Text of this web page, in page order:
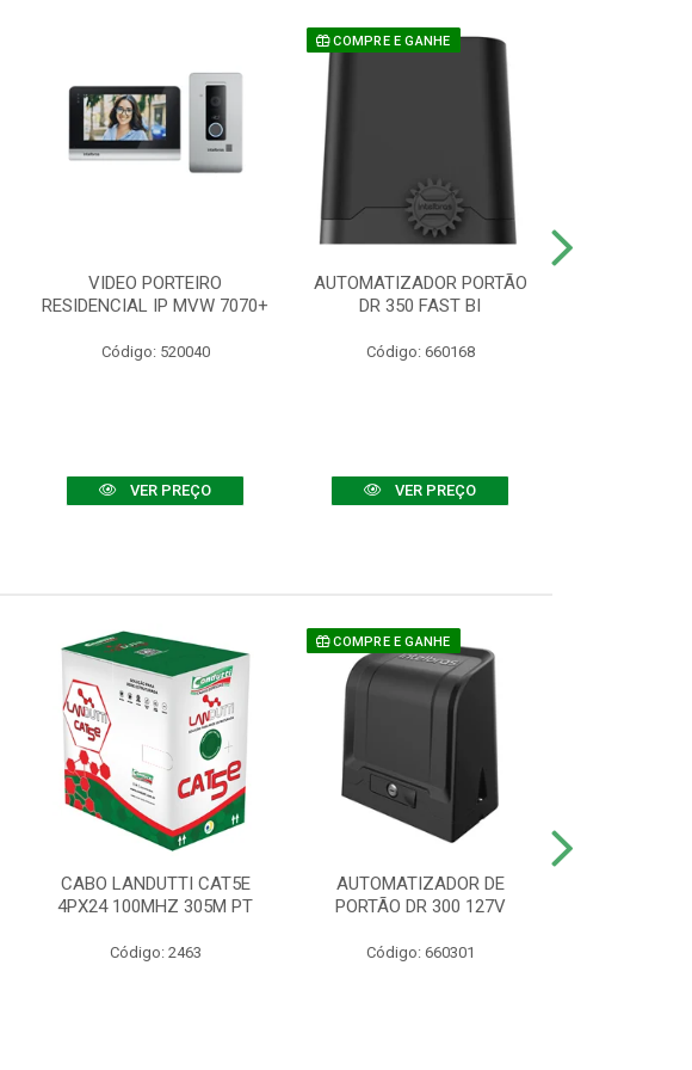
VIDEO PORTEIRO
RESIDENCIAL IP MVW 7070+
Código: 520040
VER PREÇO
COMPRE E GANHE
AUTOMATIZADOR PORTÃO
DR 350 FAST BI
Código: 660168
VER PREÇO
CABO LANDUTTI CAT5E
4PX24 100MHZ 305M PT
Código: 2463
COMPRE E GANHE
AUTOMATIZADOR DE
PORTÃO DR 300 127V
Código: 660301